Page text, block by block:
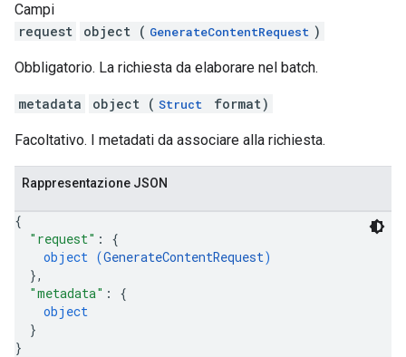
Campi
request
object ( GenerateContentRequest )
Obbligatorio. La richiesta da elaborare nel batch.
metadata object ( Struct format)
Facoltativo. I metadati da associare alla richiesta.
Rappresentazione JSON
{
"request" : {
object (GenerateContentRequest)
},
"metadata" : {
object
}
}